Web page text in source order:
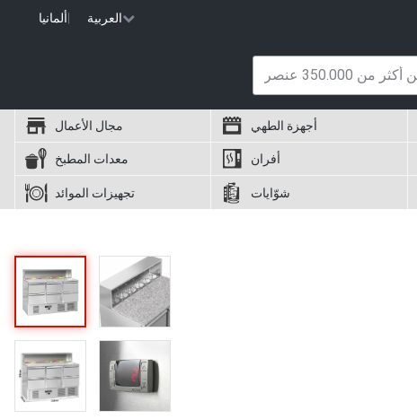
ألمانيا العربية
مجال الأعمال أجهزة الطهي
معدات المطبخ أفران
تجهيزات الموائد شوّايات